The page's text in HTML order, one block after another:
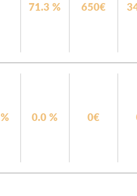
71.3 % 650€
% 0.0 % 0€